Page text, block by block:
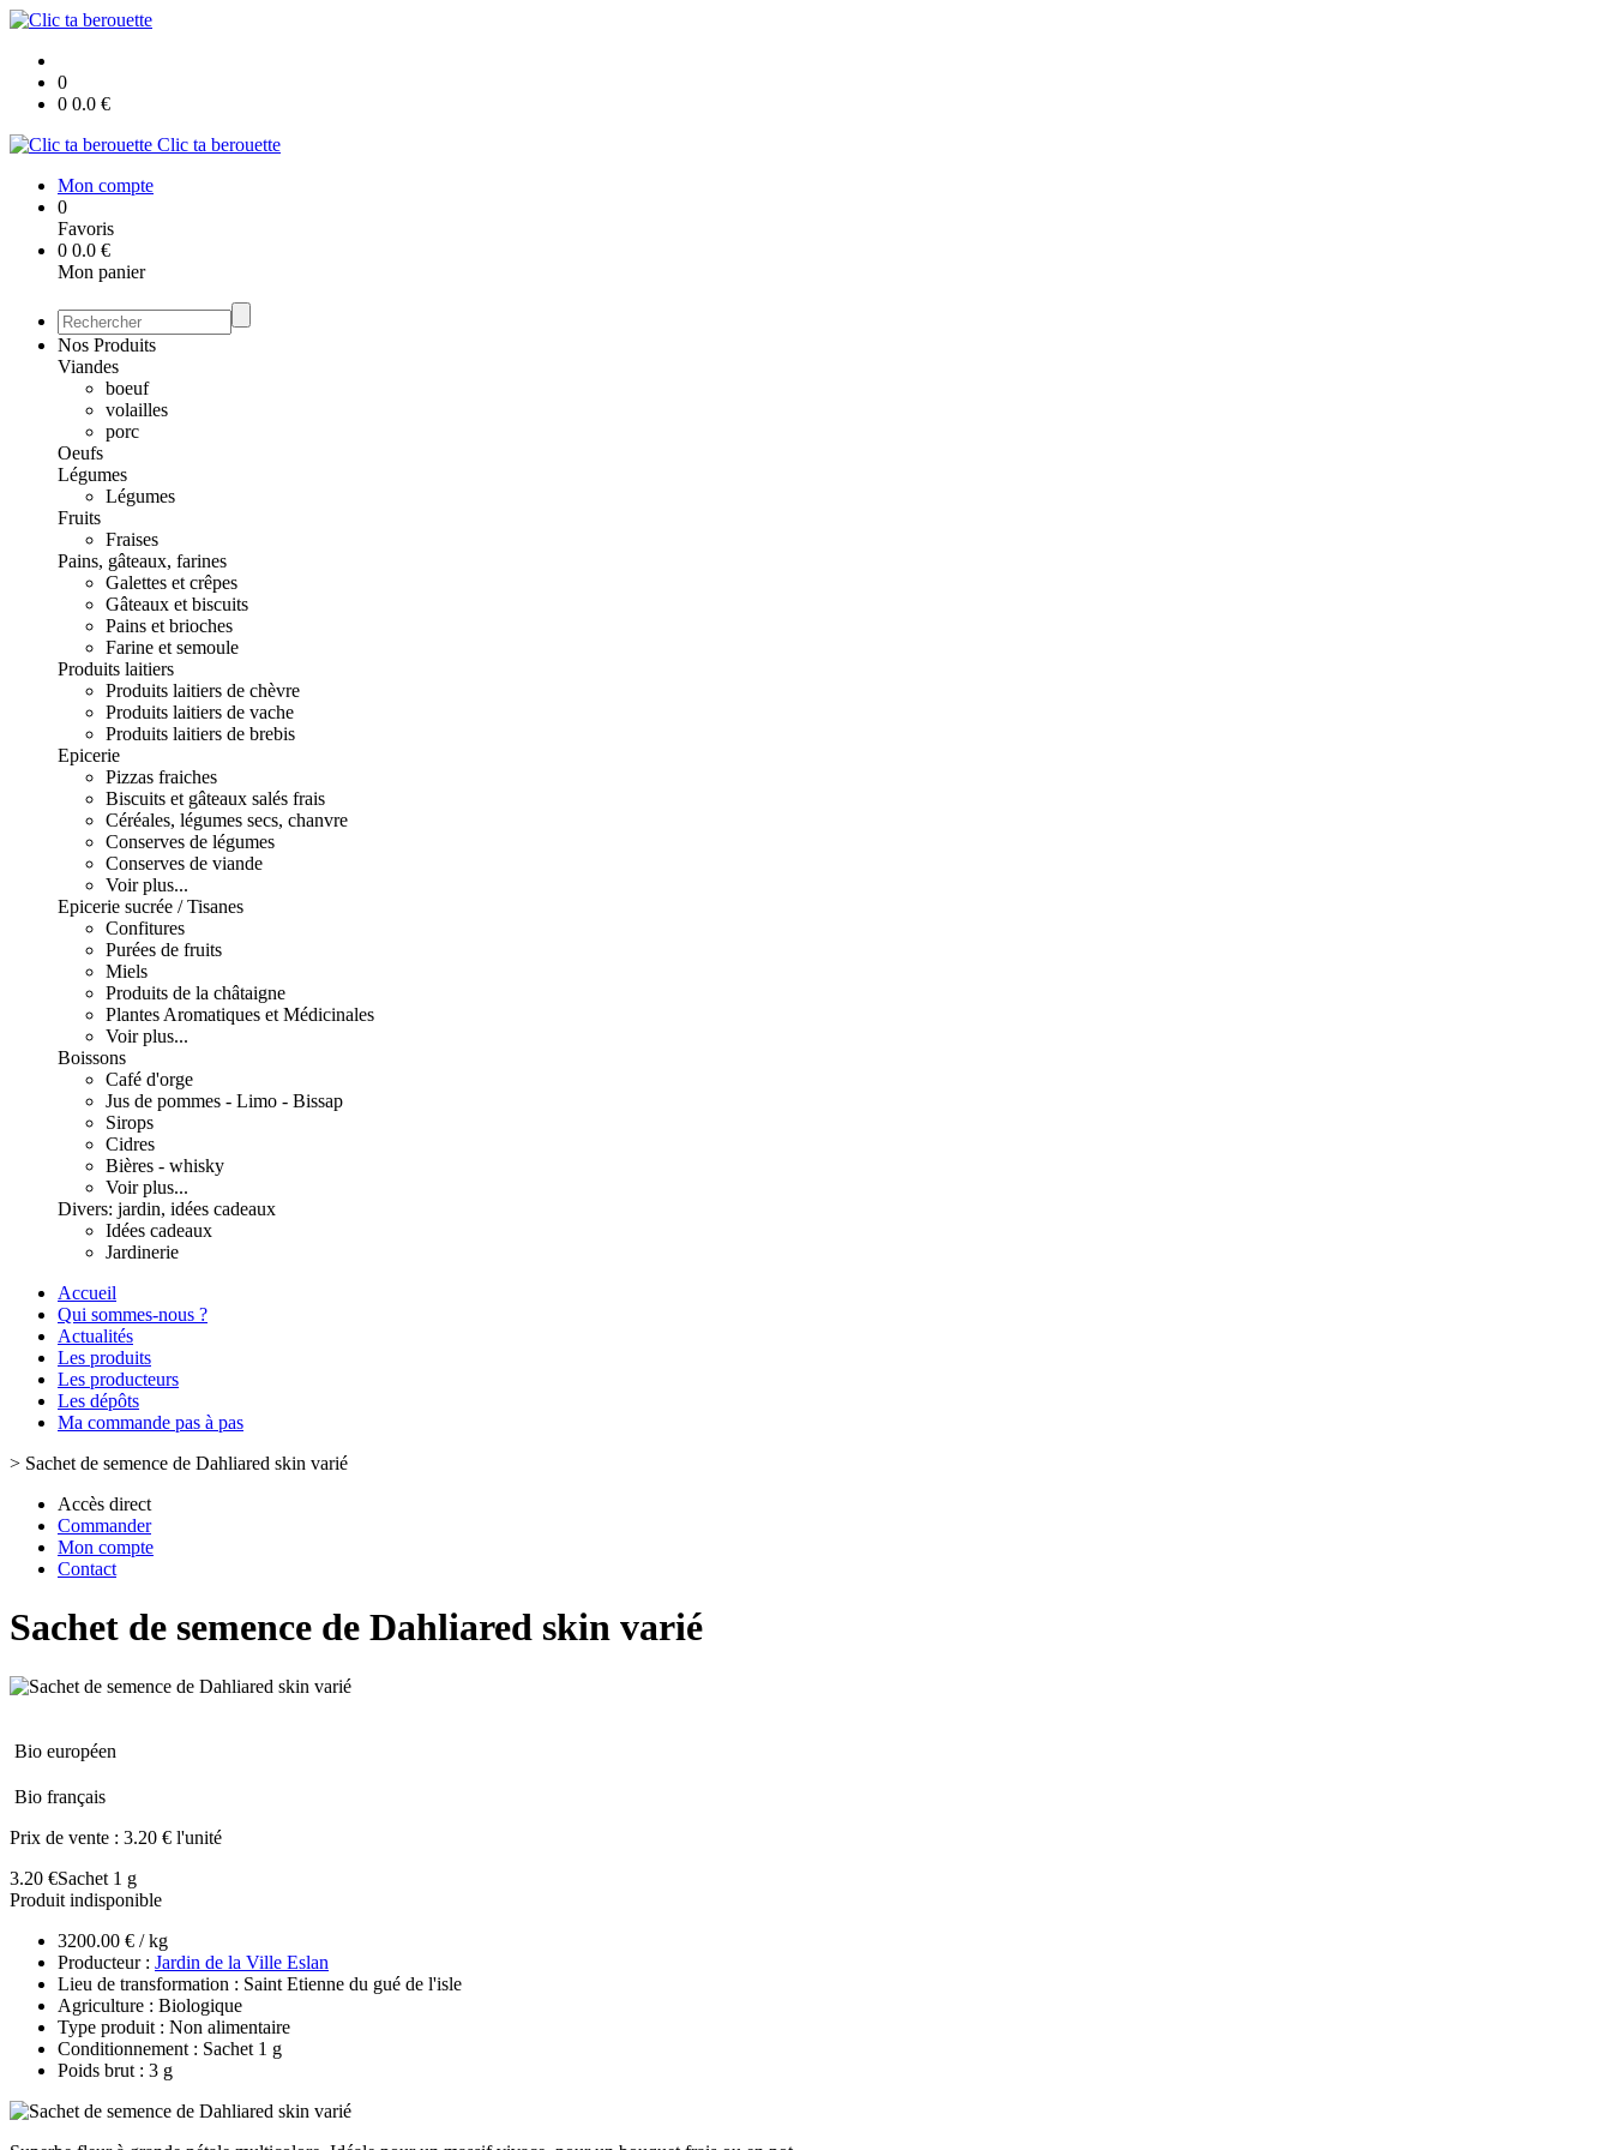
0
0 0.0 €
Clic ta berouette
Mon compte
0
Favoris
0 0.0 €
Mon panier
Nos Produits
Viandes
boeuf
volailles
porc
Oeufs
Légumes
Légumes
Fruits
Fraises
Pains, gâteaux, farines
Galettes et crêpes
Gâteaux et biscuits
Pains et brioches
Farine et semoule
Produits laitiers
Produits laitiers de chèvre
Produits laitiers de vache
Produits laitiers de brebis
Epicerie
Pizzas fraiches
Biscuits et gâteaux salés frais
Céréales, légumes secs, chanvre
Conserves de légumes
Conserves de viande
Voir plus...
Epicerie sucrée / Tisanes
Confitures
Purées de fruits
Miels
Produits de la châtaigne
Plantes Aromatiques et Médicinales
Voir plus...
Boissons
Café d'orge
Jus de pommes - Limo - Bissap
Sirops
Cidres
Bières - whisky
Voir plus...
Divers: jardin, idées cadeaux
Idées cadeaux
Jardinerie
Accueil
Qui sommes-nous ?
Actualités
Les produits
Les producteurs
Les dépôts
Ma commande pas à pas
> Sachet de semence de Dahliared skin varié
Accès direct
Commander
Mon compte
Contact
Sachet de semence de Dahliared skin varié
Bio européen
Bio français
Prix de vente : 3.20 € l'unité
3.20 €Sachet 1 g
Produit indisponible
3200.00 € / kg
Producteur : Jardin de la Ville Eslan
Lieu de transformation : Saint Etienne du gué de l'isle
Agriculture : Biologique
Type produit : Non alimentaire
Conditionnement : Sachet 1 g
Poids brut : 3 g